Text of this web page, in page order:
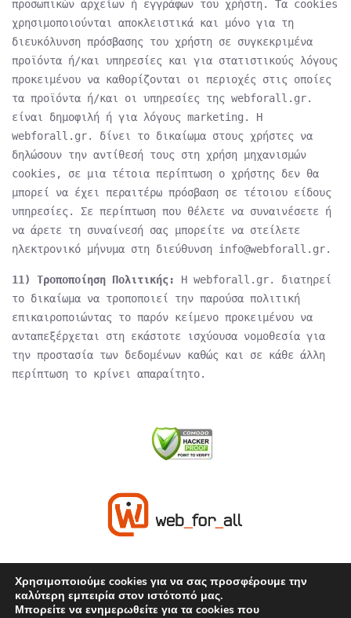
προσωπικών αρχείων ή εγγράφων του χρήστη. Τα cookies
χρησιμοποιούνται αποκλειστικά και μόνο για τη
διευκόλυνση πρόσβασης του χρήστη σε συγκεκριμένα
προϊόντα ή/και υπηρεσίες και για στατιστικούς λόγους
προκειμένου να καθορίζονται οι περιοχές στις οποίες
τα προϊόντα ή/και οι υπηρεσίες της webforall.gr.
είναι δημοφιλή ή για λόγους marketing. Η
webforall.gr. δίνει το δικαίωμα στους χρήστες να
δηλώσουν την αντίθεσή τους στη χρήση μηχανισμών
cookies, σε μια τέτοια περίπτωση ο χρήστης δεν θα
μπορεί να έχει περαιτέρω πρόσβαση σε τέτοιου είδους
υπηρεσίες. Σε περίπτωση που θέλετε να συναινέσετε ή
να άρετε τη συναίνεσή σας μπορείτε να στείλετε
ηλεκτρονικό μήνυμα στη διεύθυνση info@webforall.gr.
11) Τροποποίηση Πολιτικής:
Η webforall.gr. διατηρεί
το δικαίωμα να τροποποιεί την παρούσα πολιτική
επικαιροποιώντας το παρόν κείμενο προκειμένου να
ανταπεξέρχεται στη εκάστοτε ισχύουσα νομοθεσία για
την προστασία των δεδομένων καθώς και σε κάθε άλλη
περίπτωση το κρίνει απαραίτητο.
Έχετε απορίες; Είμαστε στη διάθεσή
Χρησιμοποιούμε cookies για να σας προσφέρουμε την
καλύτερη εμπειρία στον ιστότοπό μας.
Μπορείτε να ενημερωθείτε για τα cookies που